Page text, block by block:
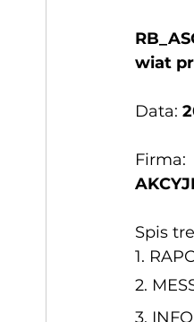
wiat
Data:
Firma:
Spis
1.
2.
3.